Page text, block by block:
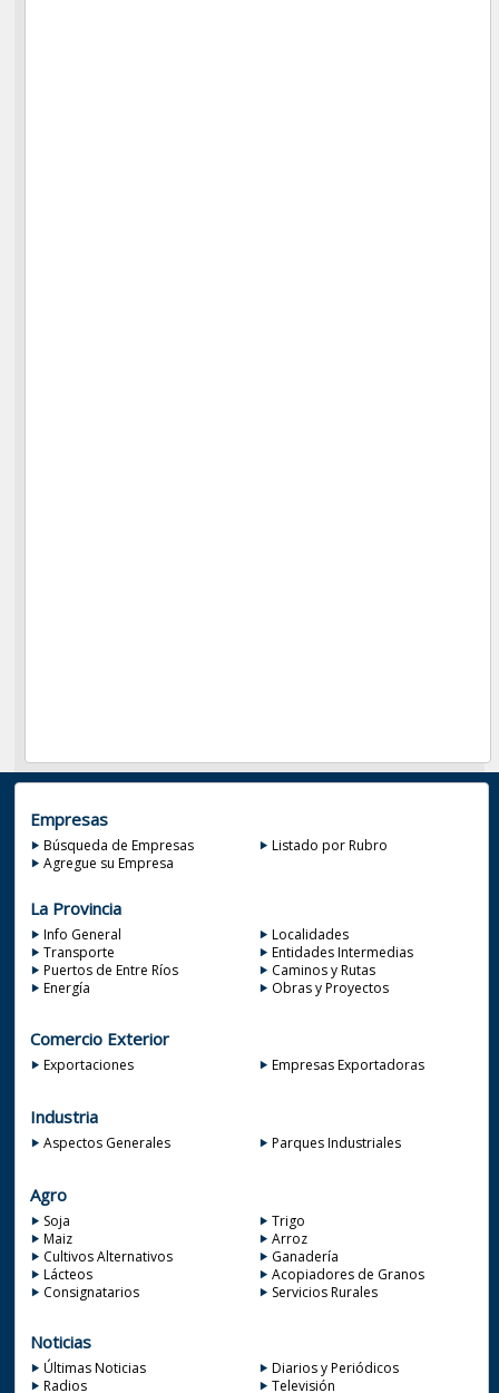
Empresas
Búsqueda de Empresas
Listado por Rubro
Agregue su Empresa
La Provincia
Info General
Localidades
Transporte
Entidades Intermedias
Puertos de Entre Ríos
Caminos y Rutas
Energía
Obras y Proyectos
Comercio Exterior
Exportaciones Empresas Exportadoras
Industria
Aspectos Generales Parques Industriales
Agro
Soja
Trigo
Maiz
Arroz
Cultivos Alternativos
Ganadería
Lácteos
Acopiadores de Granos
Consignatarios
Servicios Rurales
Noticias
Últimas Noticias
Diarios y Periódicos
Radios
Televisión